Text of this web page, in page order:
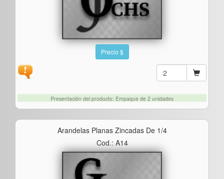
Precio $
Presentación del producto: Empaque de 2 unidades
Arandelas Planas Zincadas De 1/4
Cod.: A14